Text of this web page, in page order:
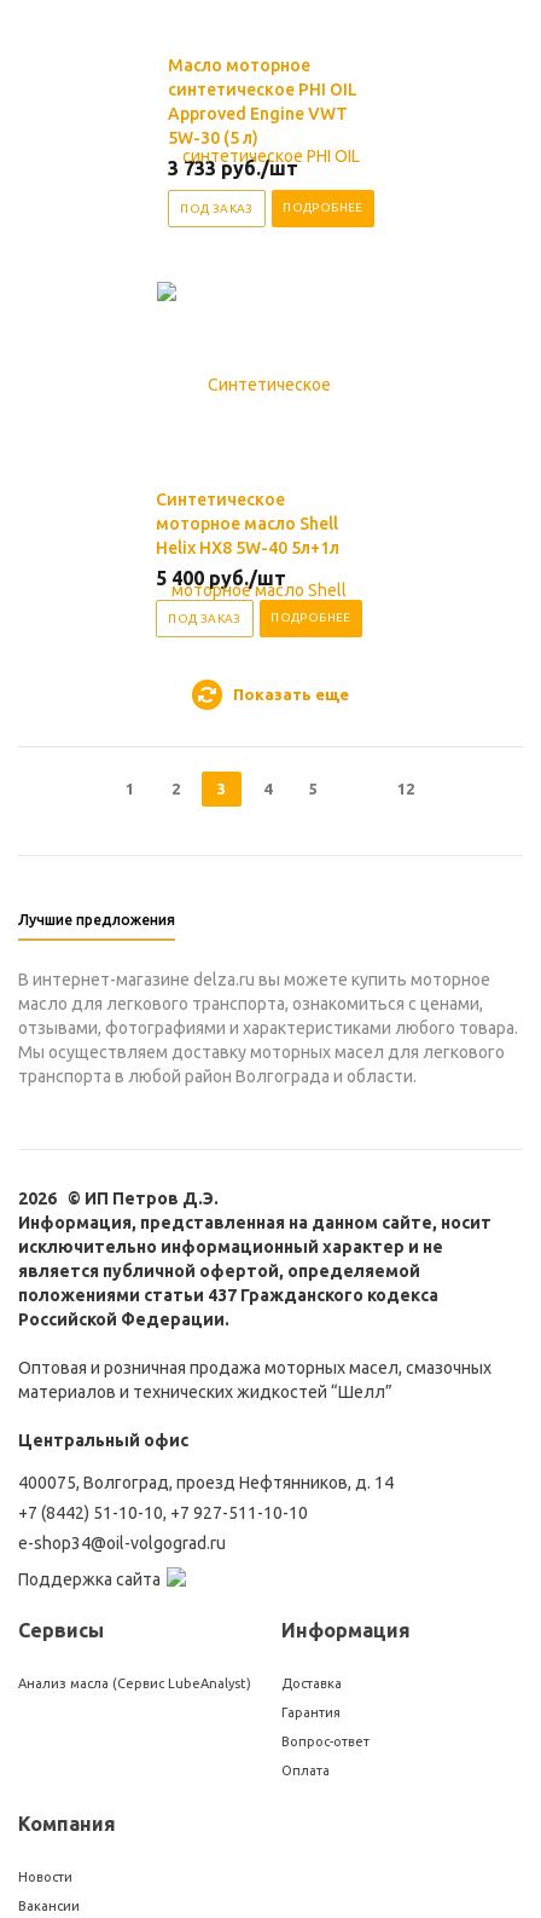
Масло моторное
синтетическое PHI OIL
Approved Engine VWT
5W-30 (5 л)
3 733 руб./шт
ПОД ЗАКАЗ ПОДРОБНЕЕ
Синтетическое
моторное масло Shell
Helix HX8 5W-40 5л+1л
5 400 руб./шт
ПОД ЗАКАЗ ПОДРОБНЕЕ
Показать еще
1 2 3 4 5 12
Лучшие предложения
В интернет-магазине delza.ru вы можете купить моторное
масло для легкового транспорта, ознакомиться с ценами,
отзывами, фотографиями и характеристиками любого товара.
Мы осуществляем доставку моторных масел для легкового
транспорта в любой район Волгограда и области.
2026 © ИП Петров Д.Э.
Информация, представленная на данном сайте, носит
исключительно информационный характер и не
является публичной офертой, определяемой
положениями статьи 437 Гражданского кодекса
Российской Федерации.
Оптовая и розничная продажа моторных масел, смазочных
материалов и технических жидкостей “Шелл”
Центральный офис
400075, Волгоград, проезд Нефтянников, д. 14
+7 (8442) 51-10-10, +7 927-511-10-10
e-shop34@oil-volgograd.ru
Поддержка сайта
Сервисы
Анализ масла (Сервис LubeAnalyst)
Информация
Доставка
Гарантия
Вопрос-ответ
Оплата
Компания
Новости
Вакансии